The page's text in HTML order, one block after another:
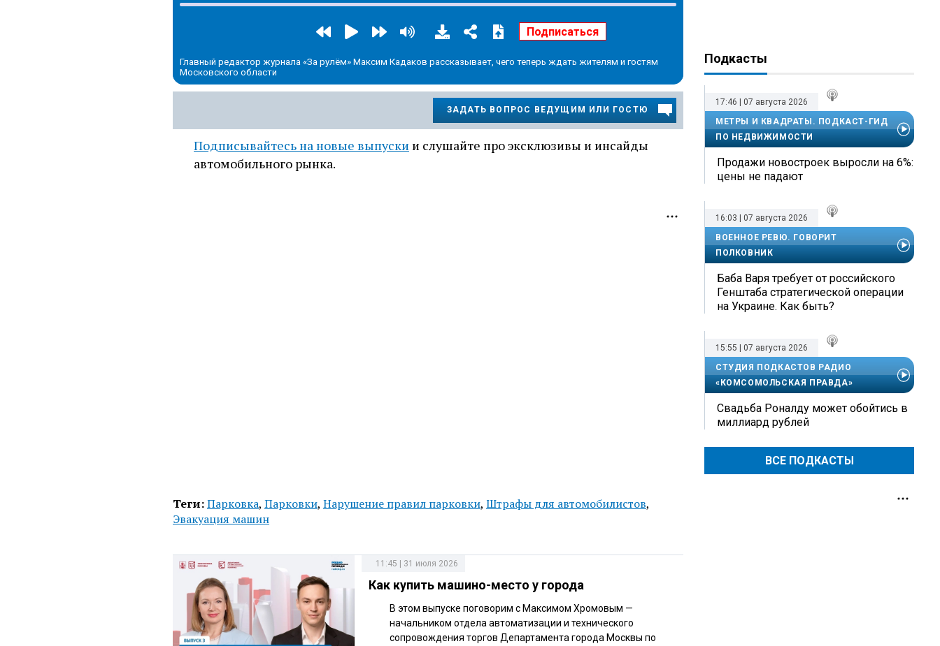
Главный редактор журнала «За рулём» Максим Кадаков рассказывает, чего теперь ждать жителям и гостям
Московского области
ЗАДАТЬ ВОПРОС ВЕДУЩИМ ИЛИ ГОСТЮ
Подписывайтесь на новые выпускии слушайте про эксклюзивы и инсайды
автомобильного рынка.
Теги:Парковка, Парковки, Нарушение правил парковки, Штрафы для автомобилистов,
Эвакуация машин
11:45 | 31 июля 2026
Как купить машино-место у города
В этом выпуске поговорим с Максимом Хромовым —
начальником отдела автоматизации и технического
сопровождения торгов Департамента города Москвы по
Подкасты
17:46 | 07 августа 2026
МЕТРЫ И КВАДРАТЫ. ПОДКАСТ-ГИД
ПО НЕДВИЖИМОСТИ
Продажи новостроек выросли на 6%:
цены не падают
16:03 | 07 августа 2026
ВОЕННОЕ РЕВЮ. ГОВОРИТ
ПОЛКОВНИК
Баба Варя требует от российского
Генштаба стратегической операции
на Украине. Как быть?
15:55 | 07 августа 2026
СТУДИЯ ПОДКАСТОВ РАДИО
«КОМСОМОЛЬСКАЯ ПРАВДА»
Свадьба Роналду может обойтись в
миллиард рублей
ВСЕ ПОДКАСТЫ